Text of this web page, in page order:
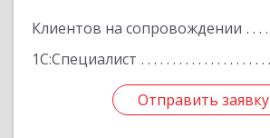
Клиентов на сопровождении
1С:Специалист
Отправить заявку
Отправить заявку